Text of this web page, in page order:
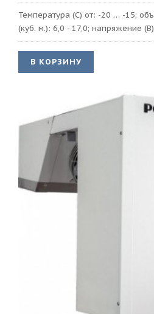
Температура (С) от: -20 … -15;
(куб. м.): 6,0 - 17,0; напряжение
В КОРЗИНУ